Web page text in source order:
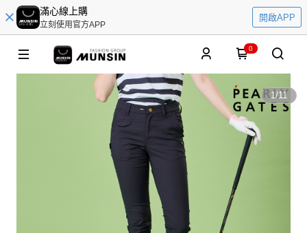
滿心線上購
立刻使用官方APP
開啟APP
0
1/11